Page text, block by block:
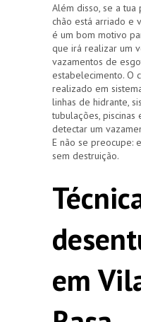
Além disso, se a
chão está arriado e
é um bom motivo
que irá realizar um
vazamentos de
estabelecimento. O
realizado em
linhas de hidrante,
tubulações,
detectar um
E não se preocupe:
sem destruição.
em